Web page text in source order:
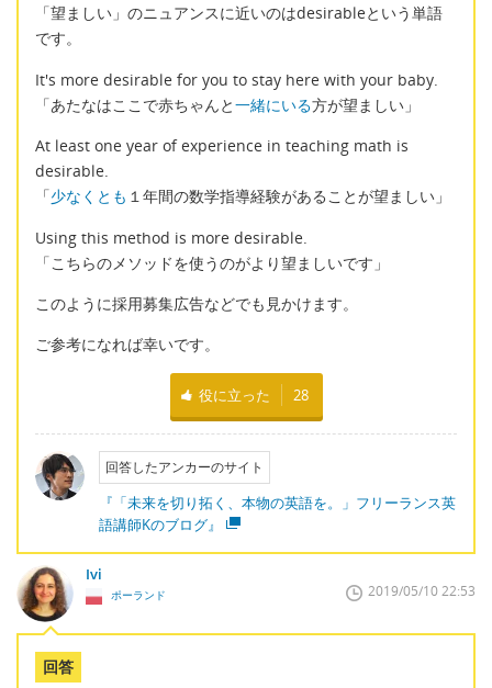
「望ましい」のニュアンスに近いのはdesirableという単語
です。
It's more desirable for you to stay here with your baby.
「あたなはここで赤ちゃんと一緒にいる方が望ましい」
At least one year of experience in teaching math is
desirable.
「少なくとも １年間の数学指導経験があることが望ましい」
Using this method is more desirable.
「こちらのメソッドを使うのがより望ましいです」
このように採用募集広告などでも見かけます。
ご参考になれば幸いです。
役に立った 28
回答したアンカーのサイト
『「未来を切り拓く、本物の英語を。」フリーランス英
語講師Kのブログ』
Ivi
ポーランド 2019/05/10 22:53
回答